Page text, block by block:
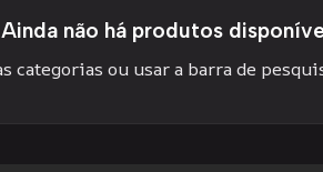
Ainda não há produtos
categorias ou usar a barra de